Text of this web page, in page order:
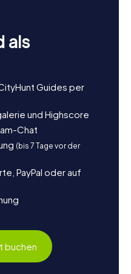
als
Guides per
und Highscore
Chat
(bis 7 Tage vor der
PayPal oder auf
buchen